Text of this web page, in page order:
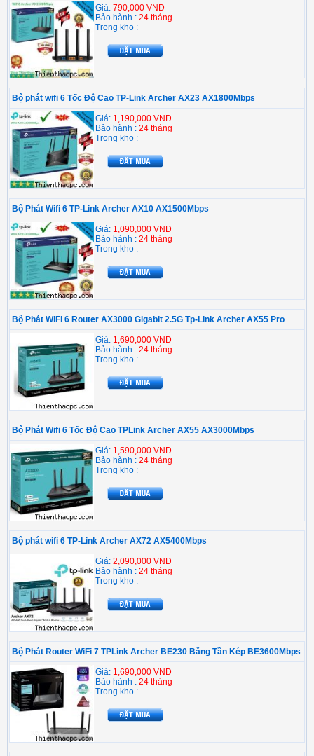
Giá: 790,000 VND
Bảo hành : 24 tháng
Trong kho :
Bộ phát wifi 6 Tốc Độ Cao TP-Link Archer AX23 AX1800Mbps
Giá: 1,190,000 VND
Bảo hành : 24 tháng
Trong kho :
Bộ Phát Wifi 6 TP-Link Archer AX10 AX1500Mbps
Giá: 1,090,000 VND
Bảo hành : 24 tháng
Trong kho :
Bộ Phát WiFi 6 Router AX3000 Gigabit 2.5G Tp-Link Archer AX55 Pro
Giá: 1,690,000 VND
Bảo hành : 24 tháng
Trong kho :
Bộ Phát Wifi 6 Tốc Độ Cao TPLink Archer AX55 AX3000Mbps
Giá: 1,590,000 VND
Bảo hành : 24 tháng
Trong kho :
Bộ phát wifi 6 TP-Link Archer AX72 AX5400Mbps
Giá: 2,090,000 VND
Bảo hành : 24 tháng
Trong kho :
Bộ Phát Router WiFi 7 TPLink Archer BE230 Băng Tần Kép BE3600Mbps
Giá: 1,690,000 VND
Bảo hành : 24 tháng
Trong kho :